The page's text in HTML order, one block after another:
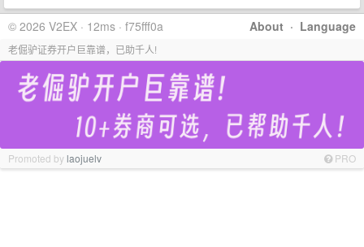
About · Language
© 2026 V2EX · 12ms · f75fff0a
老倔驴证券开户巨靠谱，已助千人!
Promoted bylaojuelv PRO